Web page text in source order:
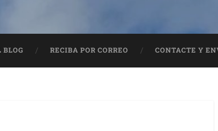
BLOG RECIBA POR CORREO CONTACTE Y